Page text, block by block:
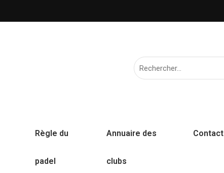
Règle du
padel
Annuaire des
clubs
Contact